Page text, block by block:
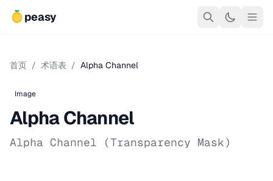
peasy
首页 / 术语表 / Alpha Channel
Image
Alpha Channel
Alpha Channel (Transparency Mask)